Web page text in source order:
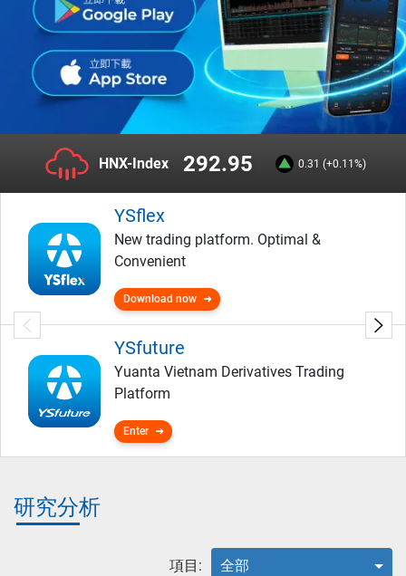
HNX-Index 292.95 0.31 (+0.11%)
YSflex
New trading platform. Optimal &
Convenient
Download now
YSfuture
Yuanta Vietnam Derivatives Trading
Platform
Enter
研究分析
項目: 全部